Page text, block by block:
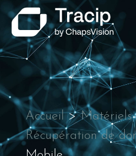
Accueil>Matériels
Récupération de